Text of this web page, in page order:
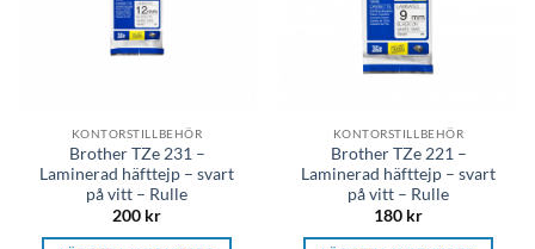
KONTORSTILLBEHÖR
Brother TZe 231 –
Laminerad häfttejp – svart
på vitt – Rulle
200 kr
KONTORSTILLBEHÖR
Brother TZe 221 –
Laminerad häfttejp – svart
på vitt – Rulle
180 kr